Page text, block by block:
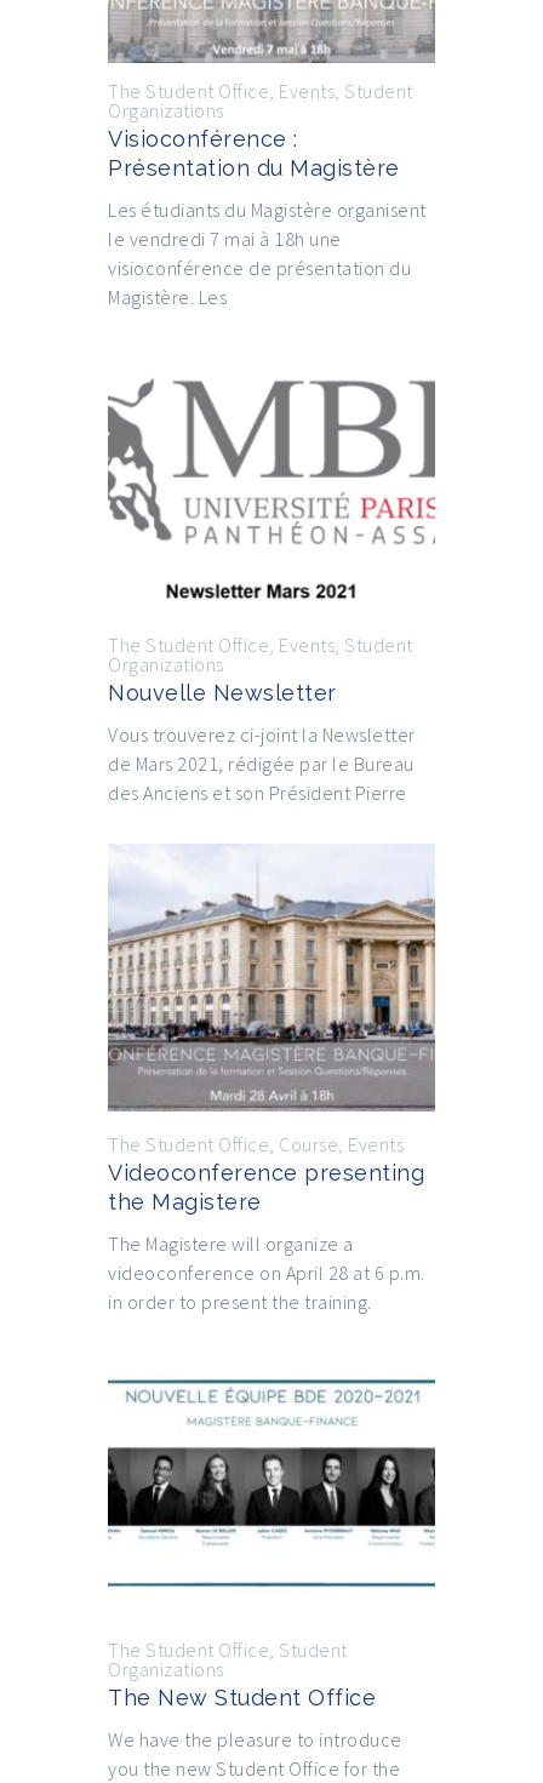
The Student Office, Events, Student
Organizations
Visioconférence :
Présentation du Magistère
Les étudiants du Magistère organisent
le vendredi 7 mai à 18h une
visioconférence de présentation du
Magistère. Les
The Student Office Events Student
Organizations
Nouvelle Newsletter
Vous trouverez ci-joint la Newsletter
de Mars 2021, rédigée par le Bureau
des Anciens et son Président Pierre
The Student Office, Course, Events
Videoconference presenting
the Magistere
The Magistere will organize a
videoconference on April 28 at 6 p.m.
in order to present the training.
The Student Office Student
Organizations
The New Student Office
We have the pleasure to introduce
you the new Student Office for the